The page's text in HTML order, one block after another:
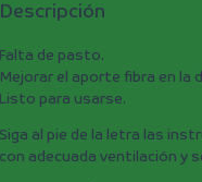
Descripción
Falta de pasto.
Mejorar el aporte fibra en la
Listo para usarse.
Siga al pie de la letra las
con adecuada ventilación y